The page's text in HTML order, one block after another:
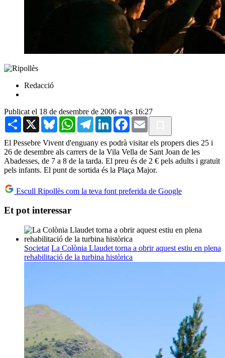
Redacció
Publicat el 18 de desembre de 2006 a les 16:27
Share X BlueskyWhatsAppTelegramLinkedInFacebook
Email
El Pessebre Vivent d'enguany es podrà visitar els propers dies 25 i
26 de desembre als carrers de la Vila Vella de Sant Joan de les
Abadesses, de 7 a 8 de la tarda. El preu és de 2 € pels adults i gratuït
pels infants. El punt de sortida és la Plaça Major.
Escull Ripollès com la teva font preferida de Google
Et pot interessar
Societat La Colònia Llaudet torna a obrir aquest estiu en plena
rehabilitació de la turbina històrica